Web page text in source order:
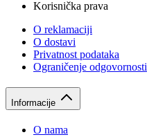
Korisnička prava
O reklamaciji
O dostavi
Privatnost podataka
Ograničenje odgovornosti
Informacije
O nama